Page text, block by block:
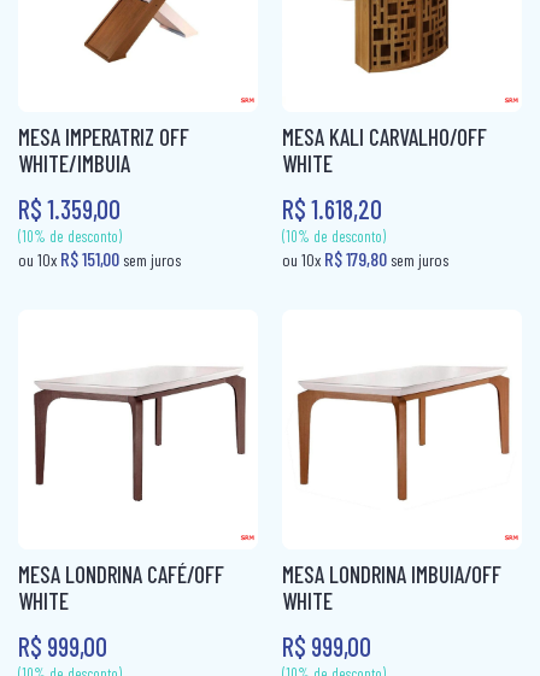
ou 10xR$ 93,80sem juros ou 10xR$ 167,00sem
(10% de desconto) (10% de desconto)
MESA IMPERATRIZ OFF
WHITE/IMBUIA
R$ 1.359,00
MESA KALI CARVALHO/OFF
WHITE
R$ 1.618,20
MESA LONDRINA CAFÉ/OFF
WHITE
R$ 999,00
MESA LONDRINA IMBUIA/OFF
WHITE
R$ 999,00